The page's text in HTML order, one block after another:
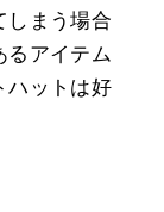
しまう場合
るアイテム
ハットは好